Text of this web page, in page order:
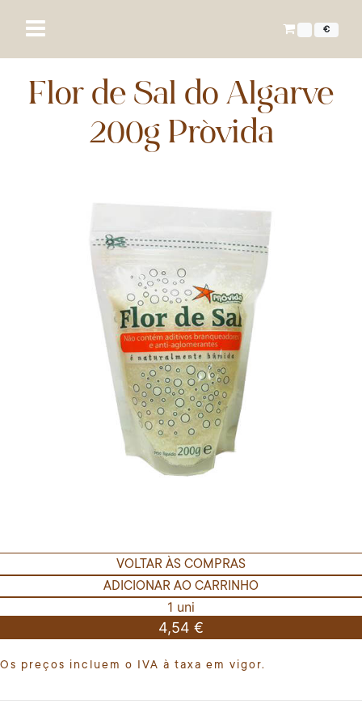
€
Flor de Sal do Algarve
200g Próvida
VOLTAR ÀS COMPRAS
ADICIONAR AO CARRINHO
1 uni
4,54 €
Os preços incluem o IVA à taxa em vigor.